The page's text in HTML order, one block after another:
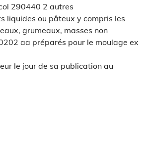
290440 2 autres
liquides ou pâteux y compris les
grumeaux, masses non
aa préparés pour le moulage ex
le jour de sa publication au